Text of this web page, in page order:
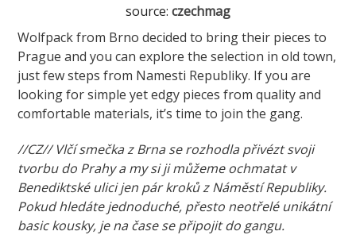
source: czechmag
Wolfpack from Brno decided to bring their pieces to
Prague and you can explore the selection in old town,
just few steps from Namesti Republiky. If you are
looking for simple yet edgy pieces from quality and
comfortable materials, it’s time to join the gang.
//CZ// Vlčí smečka z Brna se rozhodla přivézt svoji
tvorbu do Prahy a my si ji můžeme ochmatat v
Benediktské ulici jen pár kroků z Náměstí Republiky.
Pokud hledáte jednoduché, přesto neotřelé unikátní
basic kousky, je na čase se připojit do gangu.